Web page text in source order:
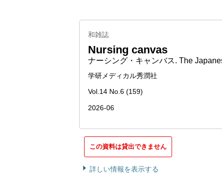
和雑誌
Nursing canvas
ナーシング・キャンバス. The
学研メディカル秀潤社
Vol.14 No.6 (159)
2026-06
この資料は貸出できません
詳しい情報を表示する